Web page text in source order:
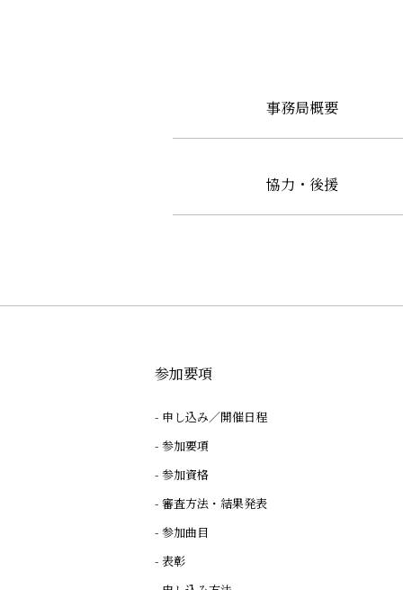
事務局概要
協力・後援
参加要項
申し込み／開催日程
参加要項
参加資格
審査方法・結果発表
参加曲目
表彰